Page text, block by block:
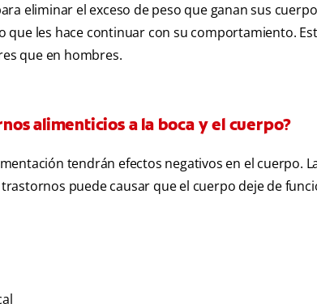
eliminar el exceso de peso que ganan sus
les hace continuar con su comportamiento.
que en hombres.
alimenticios a la boca y el cuerpo?
tendrán efectos negativos en el cuerpo.
puede causar que el cuerpo deje de